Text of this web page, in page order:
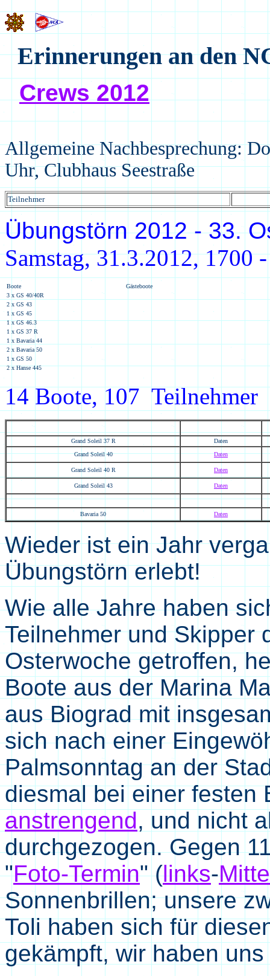
Erinnerungen an den
Crews 2012
Allgemeine Nachbesprechung:
Uhr, Clubhaus Seestraße
Teilnehmer
Übungstörn 2012 - 33.
Samstag, 31.3.2012, 1700
Boote
Gästeboote
3 x GS 40/40R
2 x GS 43
1 x GS 45
1 x GS 46.3
1 x GS 37 R
1 x Bavaria 44
2 x Bavaria 50
1 x GS 50
2 x Hanse 445
14Boote,107Teilnehmer
Grand Soleil 37 R
Daten
Grand Soleil 40
Daten
Grand Soleil 40 R Daten
Grand Soleil 43 Daten
Bavaria 50 Daten
Wieder ist ein Jahr
Übungstörn erlebt!
Wie alle Jahre haben
Teilnehmer und Skipper
Osterwoche getroffen,
Boote aus der Marina
aus Biograd mit
sich nach einer
Palmsonntag an der
diesmal bei einer festen
anstrengend, und nicht
durchgezogen. Gegen
"Foto-Termin" (links-Mitte
Sonnenbrillen; unsere
Toli haben sich für
gekämpft, wir haben